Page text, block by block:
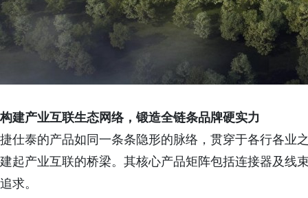
构建产业互联生态网络，锻造全链条品牌硬实力
捷仕泰的产品如同一条条隐形的脉络，贯穿于各行各业
建起产业互联的桥梁。其核心产品矩阵包括连接器及线
追求。